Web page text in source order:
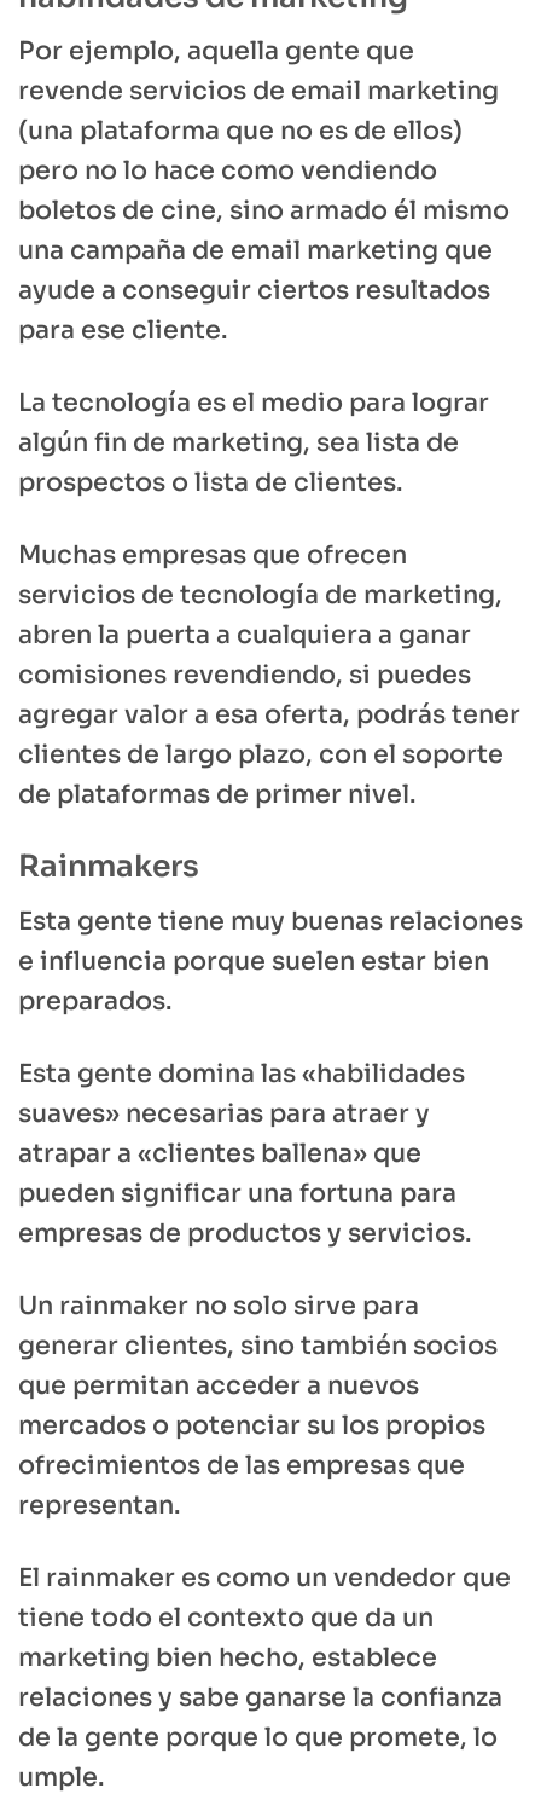
Por ejemplo, aquella gente que
revende servicios de email marketing
(una plataforma que no es de ellos)
pero no lo hace como vendiendo
boletos de cine, sino armado él mismo
una campaña de email marketing que
ayude a conseguir ciertos resultados
para ese cliente.
La tecnología es el medio para lograr
algún fin de marketing, sea lista de
prospectos o lista de clientes.
Muchas empresas que ofrecen
servicios de tecnología de marketing,
abren la puerta a cualquiera a ganar
comisiones revendiendo, si puedes
agregar valor a esa oferta, podrás tener
clientes de largo plazo, con el soporte
de plataformas de primer nivel.
Rainmakers
Esta gente tiene muy buenas relaciones
e influencia porque suelen estar bien
preparados.
Esta gente domina las «habilidades
suaves» necesarias para atraer y
atrapar a «clientes ballena» que
pueden significar una fortuna para
empresas de productos y servicios.
Un rainmaker no solo sirve para
generar clientes, sino también socios
que permitan acceder a nuevos
mercados o potenciar su los propios
ofrecimientos de las empresas que
representan.
El rainmaker es como un vendedor que
tiene todo el contexto que da un
marketing bien hecho, establece
relaciones y sabe ganarse la confianza
de la gente porque lo que promete, lo
umple.